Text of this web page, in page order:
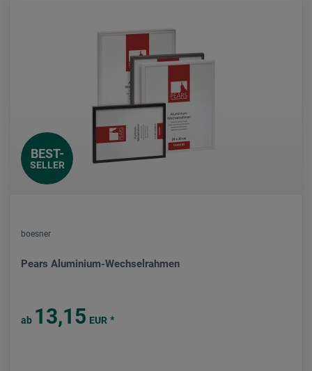
BEST-
SELLER
boesner
Pears Aluminium-Wechselrahmen
ab 13,15 EUR *